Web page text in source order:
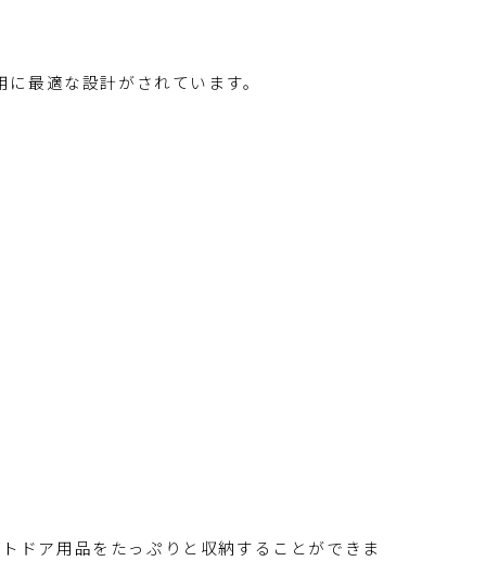
最適な設計がされています。
ドア用品をたっぷりと収納することができま